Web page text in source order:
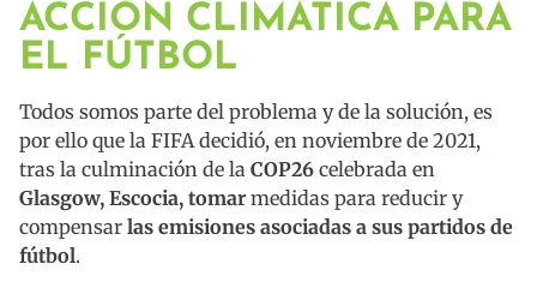
ACCIÓN CLIMÁTICA PARA
EL FÚTBOL
Todos somos parte del problema y de la solución, es
por ello que la FIFA decidió, en noviembre de 2021,
tras la culminación de la COP26 celebrada en
Glasgow, Escocia, tomar medidas para reducir y
compensar las emisiones asociadas a sus partidos de
fútbol.